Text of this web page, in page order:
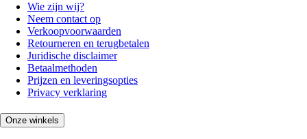
Wie zijn wij?
Neem contact op
Verkoopvoorwaarden
Retourneren en terugbetalen
Juridische disclaimer
Betaalmethoden
Prijzen en leveringsopties
Privacy verklaring
Onze winkels